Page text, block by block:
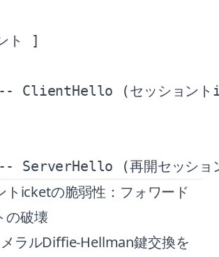
ント ]
ClientHello (セッション
トicketの脆弱性：フォワード
の破壊
ラルDiffie-Hellman鍵交換を